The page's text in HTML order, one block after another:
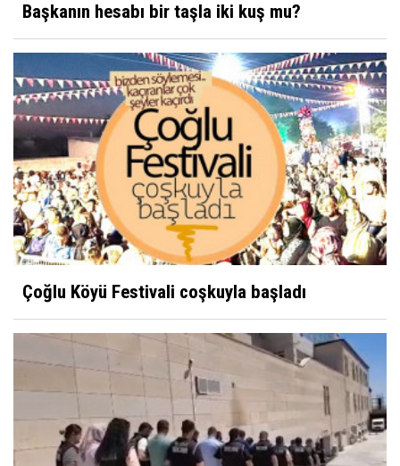
Hocam bir cisim yaklaşıyor
Kibrit
Ziraat Odası'nın Çiftçiye Yansıyan Fotoğrafı?
Yüksel Ayhan
Nezahat Onbaşı
Sultan Akbulut
Karaman 32 yaşında
Mustafa Koçak
Modern çağın putları!
Başkanın hesabı bir taşla iki kuş mu?
Çoğlu Köyü Festivali coşkuyla başladı